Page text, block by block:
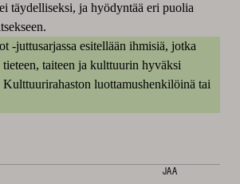
täydelliseksi, ja hyödyntää eri puolia
-juttusarjassa esitellään ihmisiä, jotka
tieteen, taiteen ja kulttuurin hyväksi
luottamushenkilöinä tai
JAA